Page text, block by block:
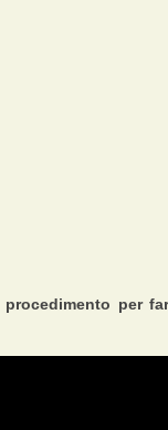
procedimento per